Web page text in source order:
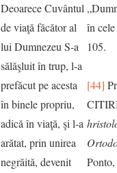
Deoarece Cuvântul
de viaţă făcător al
lui Dumnezeu S-a
sălăşluit în trup, l-a
prefăcut pe acesta
în binele propriu,
adică în viaţă, şi l-a
arătat, prin unirea
negrăită, devenit
în
105.
[44]